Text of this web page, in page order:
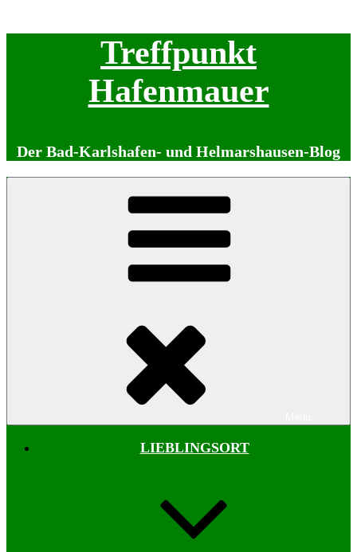
Treffpunkt
Hafenmauer
Der Bad-Karlshafen- und Helmarshausen-Blog
LIEBLINGSORT